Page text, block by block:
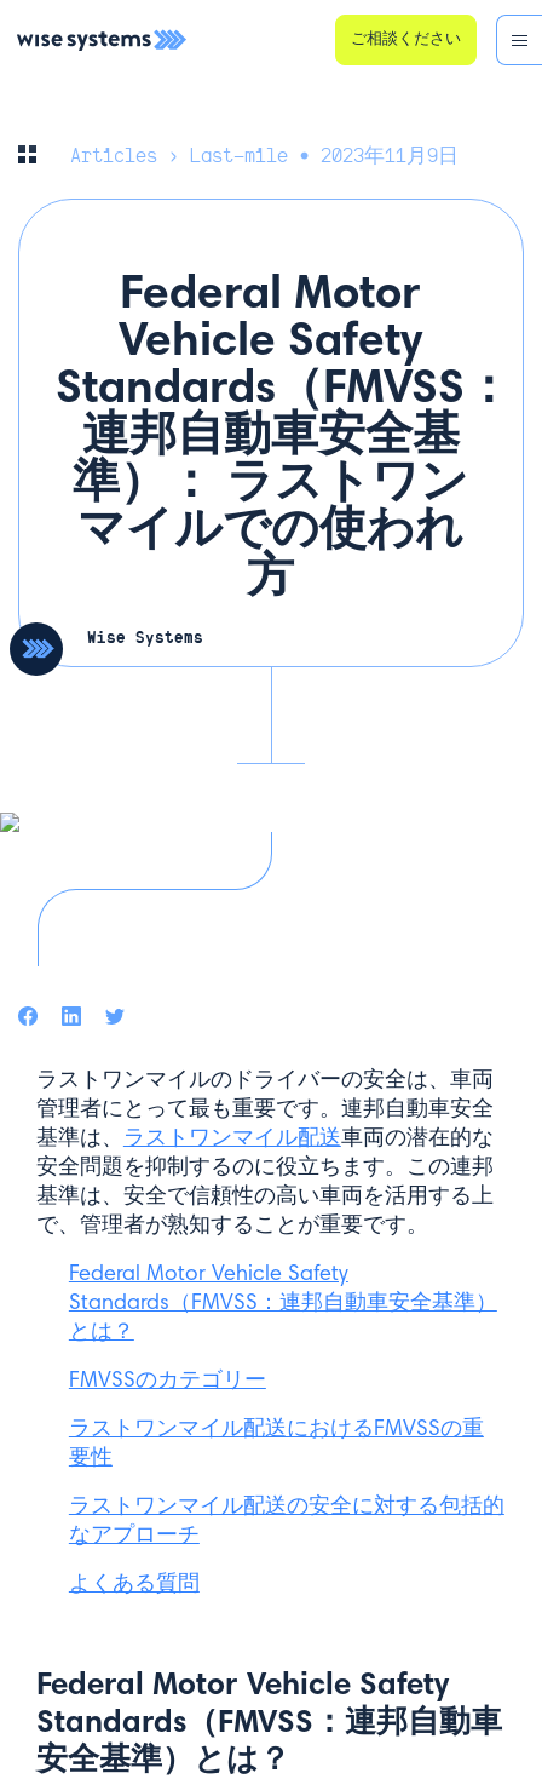
ご相談ください
Articles› Last-mile • 2023年11月9日
Federal Motor
Vehicle Safety
Standards（FMVSS：
連邦自動車安全基
準）： ラストワン
マイルでの使われ
方
Wise Systems
ラストワンマイルのドライバーの安全は、車両
管理者にとって最も重要です。連邦自動車安全
基準は、 ラストワンマイル配送車両の潜在的な
安全問題を抑制するのに役立ちます。この連邦
基準は、安全で信頼性の高い車両を活用する上
で、管理者が熟知することが重要です。
Federal Motor Vehicle Safety
Standards（FMVSS：連邦自動車安全基準）
とは？
FMVSSのカテゴリー
ラストワンマイル配送におけるFMVSSの重
要性
ラストワンマイル配送の安全に対する包括的
なアプローチ
よくある質問
Federal Motor Vehicle Safety
Standards（FMVSS：連邦自動車
安全基準）とは？